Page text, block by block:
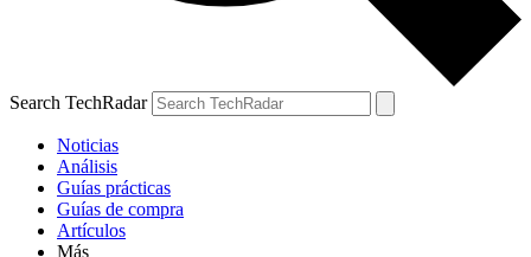
Search TechRadar
Noticias
Análisis
Guías prácticas
Guías de compra
Artículos
Más